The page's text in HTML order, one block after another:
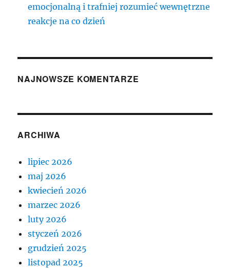
emocjonalną i trafniej rozumieć wewnętrzne
reakcje na co dzień
NAJNOWSZE KOMENTARZE
ARCHIWA
lipiec 2026
maj 2026
kwiecień 2026
marzec 2026
luty 2026
styczeń 2026
grudzień 2025
listopad 2025